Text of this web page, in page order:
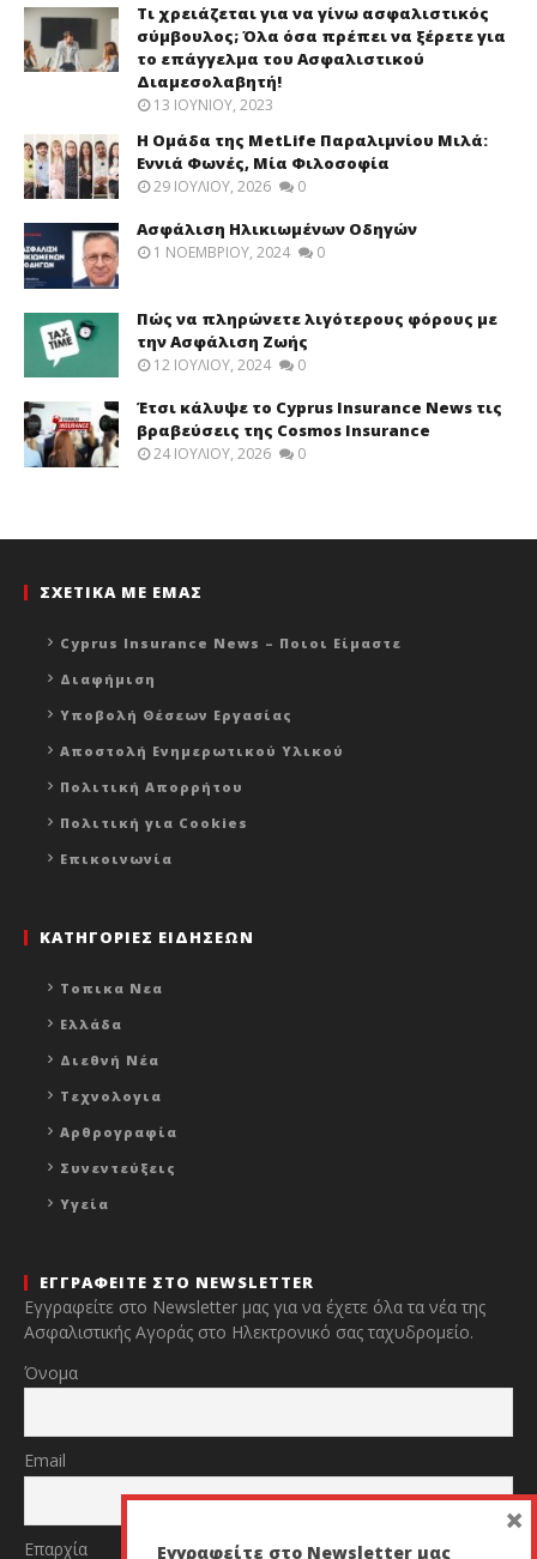
Τι χρειάζεται για να γίνω ασφαλιστικός
σύμβουλος; Όλα όσα πρέπει να ξέρετε για
το επάγγελμα του Ασφαλιστικού
Διαμεσολαβητή!
13 ΙΟΥΝΊΟΥ, 2023
Η Ομάδα της MetLife Παραλιμνίου Μιλά:
Εννιά Φωνές, Μία Φιλοσοφία
29 ΙΟΥΛΊΟΥ, 2026 0
Ασφάλιση Ηλικιωμένων Οδηγών
1 ΝΟΕΜΒΡΊΟΥ, 2024 0
Πώς να πληρώνετε λιγότερους φόρους με
την Ασφάλιση Ζωής
12 ΙΟΥΛΊΟΥ, 2024 0
Έτσι κάλυψε το Cyprus Insurance News τις
βραβεύσεις της Cosmos Insurance
24 ΙΟΥΛΊΟΥ, 2026 0
ΣΧΕΤΙΚΑ ΜΕ ΕΜΑΣ
Cyprus Insurance News – Ποιοι Είμαστε
Διαφήμιση
Υποβολή Θέσεων Εργασίας
Αποστολή Ενημερωτικού Υλικού
Πολιτική Απορρήτου
Πολιτική για Cookies
Επικοινωνία
ΚΑΤΗΓΟΡΙΕΣ ΕΙΔΗΣΕΩΝ
Τοπικα Νεα
Ελλάδα
Διεθνή Νέα
Τεχνολογια
Αρθρογραφία
Συνεντεύξεις
Υγεία
ΕΓΓΡΑΦΕΙΤΕ ΣΤΟ NEWSLETTER
Εγγραφείτε στο Newsletter μας για να έχετε όλα τα νέα της
Ασφαλιστικής Αγοράς στο Ηλεκτρονικό σας ταχυδρομείο.
Όνομα
Email
Επαρχία Εγγραφείτε στο Newsletter μας
×